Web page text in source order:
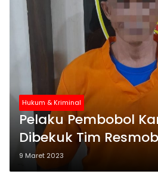
Hukum & Kriminal
Pelaku Pembobol
Dibekuk Tim Resmob
9 Maret 2023